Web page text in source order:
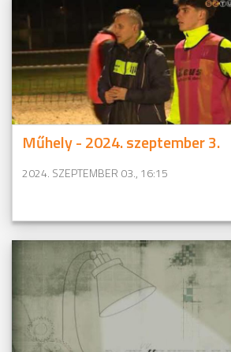
Műhely - 2024. szeptember 3.
2024. SZEPTEMBER 03., 16:15